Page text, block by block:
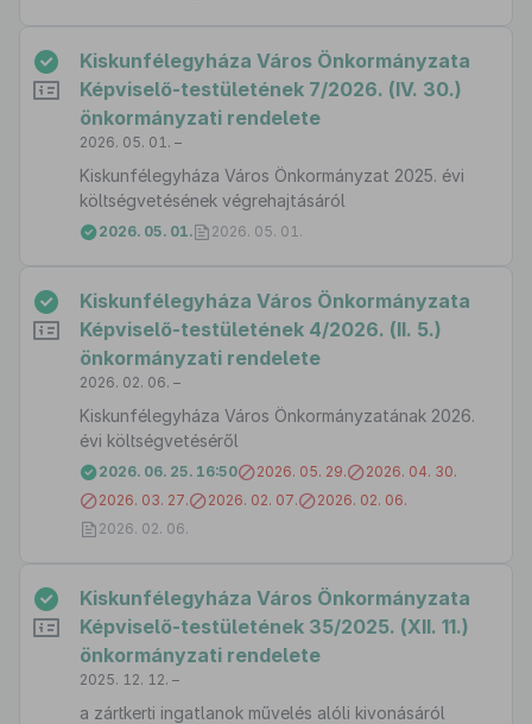
Kiskunfélegyháza Város Önkormányzata
Képviselő-testületének 7/2026. (IV. 30.)
önkormányzati rendelete
2026. 05. 01. –
Kiskunfélegyháza Város Önkormányzat 2025. évi
költségvetésének végrehajtásáról
2026. 05. 01. 2026. 05. 01.
Kiskunfélegyháza Város Önkormányzata
Képviselő-testületének 4/2026. (II. 5.)
önkormányzati rendelete
2026. 02. 06. –
Kiskunfélegyháza Város Önkormányzatának 2026.
évi költségvetéséről
2026. 06. 25. 16:50 2026. 05. 29.
2026. 04. 30.
2026. 03. 27.
2026. 02. 07.
2026. 02. 06.
2026. 02. 06.
Kiskunfélegyháza Város Önkormányzata
Képviselő-testületének 35/2025. (XII. 11.)
önkormányzati rendelete
2025. 12. 12. –
a zártkerti ingatlanok művelés alóli kivonásáról